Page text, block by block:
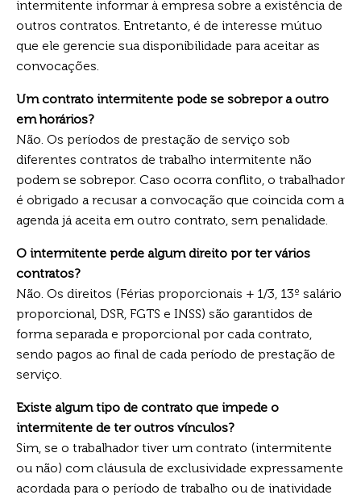
intermitente informar à empresa sobre a existência de
outros contratos. Entretanto, é de interesse mútuo
que ele gerencie sua disponibilidade para aceitar as
convocações.
Um contrato intermitente pode se sobrepor a outro
em horários?
Não. Os períodos de prestação de serviço sob
diferentes contratos de trabalho intermitente não
podem se sobrepor. Caso ocorra conflito, o trabalhador
é obrigado a recusar a convocação que coincida com a
agenda já aceita em outro contrato, sem penalidade.
O intermitente perde algum direito por ter vários
contratos?
Não. Os direitos (Férias proporcionais + 1/3, 13º salário
proporcional, DSR, FGTS e INSS) são garantidos de
forma separada e proporcional por cada contrato,
sendo pagos ao final de cada período de prestação de
serviço.
Existe algum tipo de contrato que impede o
intermitente de ter outros vínculos?
Sim, se o trabalhador tiver um contrato (intermitente
ou não) com cláusula de exclusividade expressamente
acordada para o período de trabalho ou de inatividade